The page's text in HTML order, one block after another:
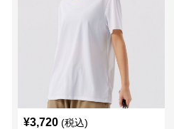
¥3,720 (税込)